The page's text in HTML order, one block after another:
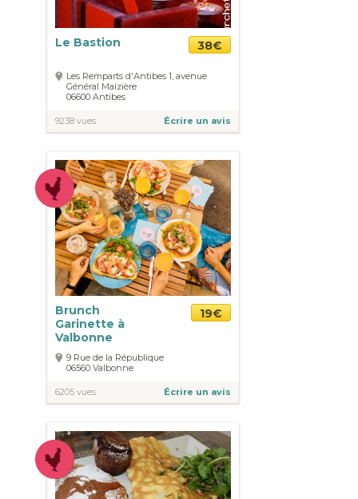
Le Bastion 38€
Les Remparts d'Antibes 1, avenue
Général Maizière
06600 Antibes
9238 vues Écrire un avis
Brunch
Garinette à
Valbonne
19€
9 Rue de la République
06560 Valbonne
6205 vues Écrire un avis